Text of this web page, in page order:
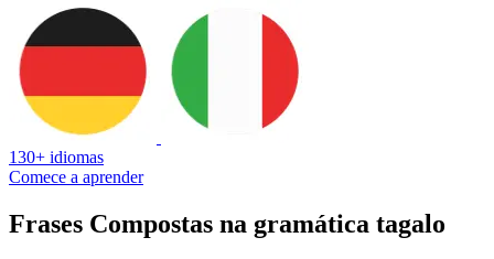
130+ idiomas
Comece a aprender
Frases Compostas na gramática tagalo